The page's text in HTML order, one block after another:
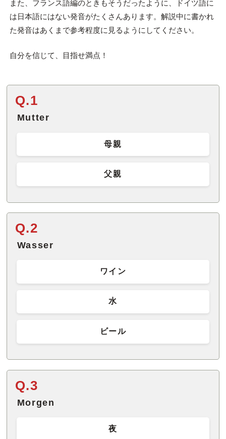
また、フランス語編のときもそうだったように、ドイツ語に
は日本語にはない発音がたくさんあります。解説中に書かれ
た発音はあくまで参考程度に見るようにしてください。
自分を信じて、目指せ満点！
Q.1
Mutter
母親
父親
Q.2
Wasser
ワイン
水
ビール
Q.3
Morgen
夜